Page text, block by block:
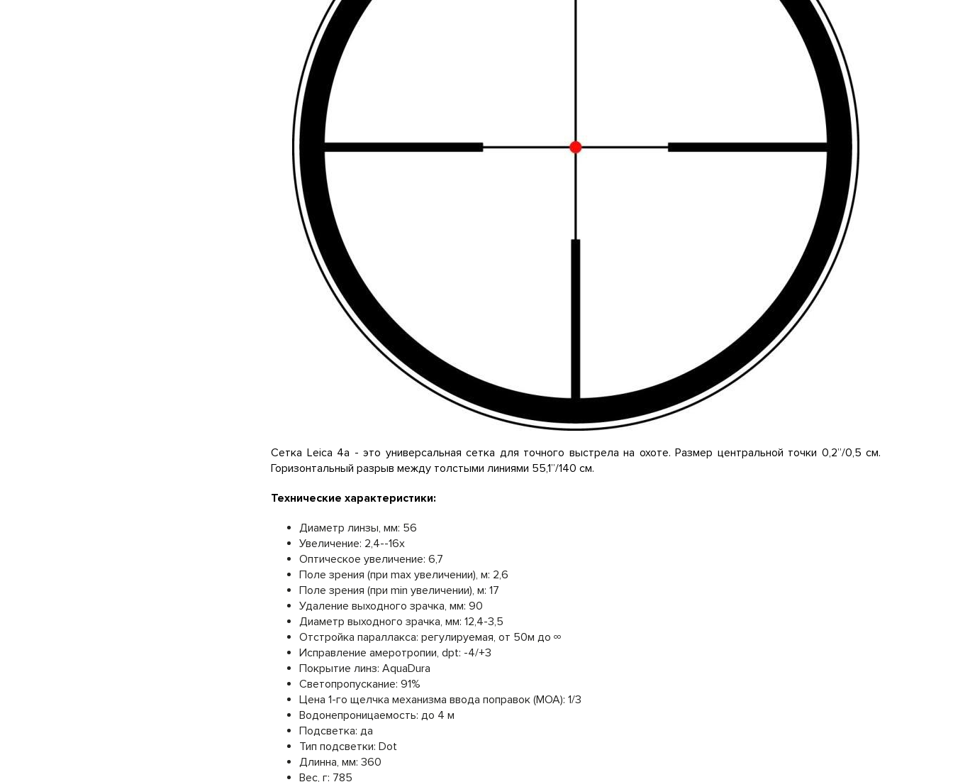
Сетка Leica 4a - это универсальная сетка для точного выстрела на охоте. Размер центральной точки 0,2’’/0,5 см.
Горизонтальный разрыв между толстыми линиями 55,1’’/140 см.
Технические характеристики:
Диаметр линзы, мм: 56
Увеличение: 2,4--16x
Оптическое увеличение: 6,7
Поле зрения (при max увеличении), м: 2,6
Поле зрения (при min увеличении), м: 17
Удаление выходного зрачка, мм: 90
Диаметр выходного зрачка, мм: 12,4-3,5
Отстройка параллакса: регулируемая, от 50м до ∞
Исправление амеротропии, dpt: -4/+3
Покрытие линз: AquaDura
Светопропускание: 91%
Цена 1-го щелчка механизма ввода поправок (МОА): 1/3
Водонепроницаемость: до 4 м
Подсветка: да
Тип подсветки: Dot
Длинна, мм: 360
Вес, г: 785